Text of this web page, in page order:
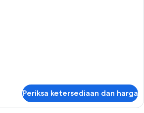
Periksa ketersediaan dan harga